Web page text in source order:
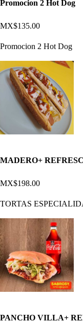
Promocion 2 Hot Dog
MX$135.00
Promocion 2 Hot Dog
MADERO+
MX$198.00
TORTAS
PANCHO VILLA+